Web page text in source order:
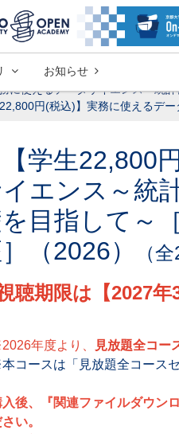
お知らせ
に使えるデータサイエンス～統
22,800円(税込)】実務に使えるデ
学生22,800
エンス～統
目指して～
（2026）
（
聴期限は【2027年
年度より、 見放題全コー
コースは「見放題全コース
入後、『関連ファイルダウン
い。